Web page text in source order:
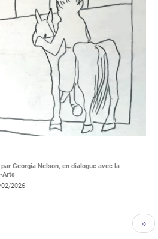
Georgia Nelson, en dialogue avec la
Arts
2026
››